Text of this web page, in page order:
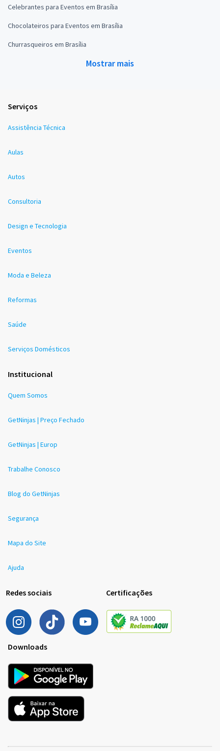
Celebrantes para Eventos em Brasília
Chocolateiros para Eventos em Brasília
Churrasqueiros em Brasília
Mostrar mais
Serviços
Assistência Técnica
Aulas
Autos
Consultoria
Design e Tecnologia
Eventos
Moda e Beleza
Reformas
Saúde
Serviços Domésticos
Institucional
Quem Somos
GetNinjas | Preço Fechado
GetNinjas | Europ
Trabalhe Conosco
Blog do GetNinjas
Segurança
Mapa do Site
Ajuda
Redes sociais Certificações
Downloads